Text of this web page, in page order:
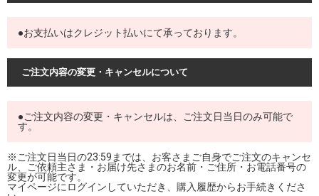
●お支払いはクレジット払いにて承っております。
ご注文内容の変更・キャンセルについて
●ご注文内容の変更・キャンセルは、ご注文日当日のみ可能で
す。
※ご注文日当日の23:59までは、お客さまご自身でご注文のキャンセ
ル、ご依頼主さま・お届け先さまのお名前・ご住所・お電話番号の
変更が可能です。
マイページにログインしていただき、購入履歴からお手続きくださ